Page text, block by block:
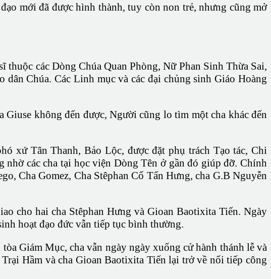
mới đã được hình thành, tuy còn non trẻ, nhưng cũng mở
thuộc các Dòng Chúa Quan Phòng, Nữ Phan Sinh Thừa Sai,
Chúa. Các Linh mục và các đại chủng sinh Giáo Hoàng
không đến được, Người cũng lo tìm một cha khác đến
xứ Tân Thanh, Bảo Lộc, được đặt phụ trách Tạo tác, Chi
các cha tại học viện Dòng Tên ở gần đó giúp đỡ. Chính
Cha Gomez, Cha Stêphan Cổ Tấn Hưng, cha G.B Nguyễn
cho hai cha Stêphan Hưng và Gioan Baotixita Tiến. Ngày
hoạt đạo đức vẫn tiếp tục bình thường.
Giám Mục, cha vẫn ngày ngày xuống cử hành thánh lễ và
Hầm và cha Gioan Baotixita Tiến lại trở về nối tiếp công